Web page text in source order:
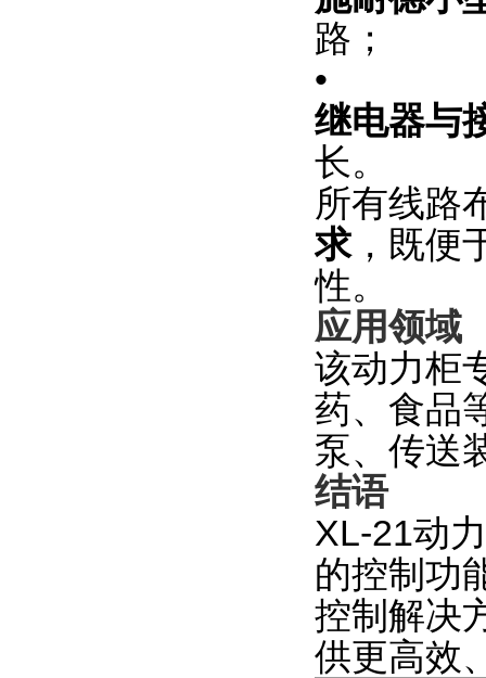
路；
•
继电器与
长。
所有线路
求，既便
性。
应用领域
该动力柜
药、食品
泵、传送
结语
XL-21动
的控制功
控制解决
供更高效